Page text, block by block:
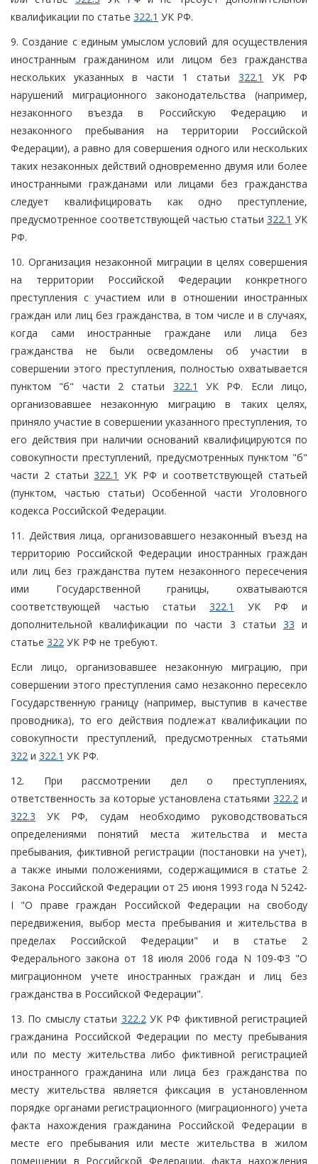
квалификации по статье 322.1 УК РФ.
9. Создание с единым умыслом условий для осуществления
иностранным гражданином или лицом без гражданства
нескольких указанных в части 1 статьи 322.1
УК РФ
нарушений миграционного законодательства (например,
незаконного въезда в Российскую Федерацию и
незаконного пребывания на территории Российской
Федерации), а равно для совершения одного или нескольких
таких незаконных действий одновременно двумя или более
иностранными гражданами или лицами без гражданства
следует квалифицировать как одно преступление,
предусмотренное соответствующей частью статьи 322.1 УК
РФ.
10. Организация незаконной миграции в целях совершения
на территории Российской Федерации конкретного
преступления с участием или в отношении иностранных
граждан или лиц без гражданства, в том числе и в случаях,
когда сами иностранные граждане или лица без
гражданства не были осведомлены об участии в
совершении этого преступления, полностью охватывается
пунктом "б" части 2 статьи 322.1
УК РФ. Если лицо,
организовавшее незаконную миграцию в таких целях,
приняло участие в совершении указанного преступления, то
его действия при наличии оснований квалифицируются по
совокупности преступлений, предусмотренных пунктом "б"
части 2 статьи322.1 УК РФ и соответствующей статьей
(пунктом, частью статьи) Особенной части Уголовного
кодекса Российской Федерации.
11. Действия лица, организовавшего незаконный въезд на
территорию Российской Федерации иностранных граждан
или лиц без гражданства путем незаконного пересечения
ими Государственной границы, охватываются
соответствующей частью статьи 322.1
УК РФ и
дополнительной квалификации по части 3 статьи 33 и
статье 322 УК РФ не требуют.
Если лицо, организовавшее незаконную миграцию, при
совершении этого преступления само незаконно пересекло
Государственную границу (например, выступив в качестве
проводника), то его действия подлежат квалификации по
совокупности преступлений, предусмотренных статьями
322 и 322.1 УК РФ.
12. При рассмотрении дел о преступлениях,
ответственность за которые установлена статьями322.2 и
322.3 УК РФ, судам необходимо руководствоваться
определениями понятий места жительства и места
пребывания, фиктивной регистрации (постановки на учет),
а также иными положениями, содержащимися в статье 2
Закона Российской Федерации от 25 июня 1993 года N 5242-
I "О праве граждан Российской Федерации на свободу
передвижения, выбор места пребывания и жительства в
пределах Российской Федерации" и в статье 2
Федерального закона от 18 июля 2006 года N 109-ФЗ "О
миграционном учете иностранных граждан и лиц без
гражданства в Российской Федерации".
13. По смыслу статьи 322.2 УК РФ фиктивной регистрацией
гражданина Российской Федерации по месту пребывания
или по месту жительства либо фиктивной регистрацией
иностранного гражданина или лица без гражданства по
месту жительства является фиксация в установленном
порядке органами регистрационного (миграционного) учета
факта нахождения гражданина Российской Федерации в
месте его пребывания или месте жительства в жилом
помещении в Российской Федерации, факта нахождения